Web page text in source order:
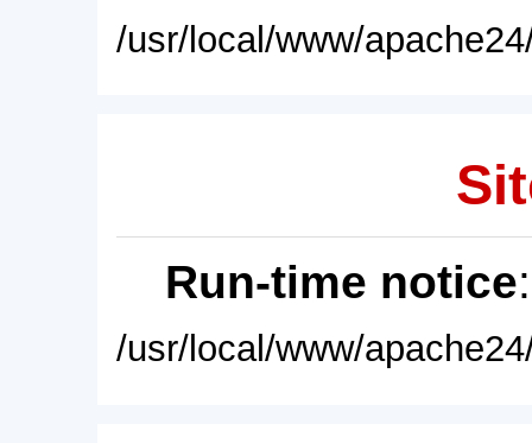
/usr/local/www/
Run-time notice
/usr/local/www/